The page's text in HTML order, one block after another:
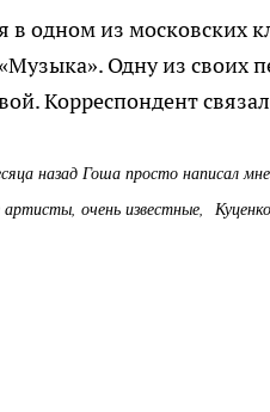
в одном из московских
Одну из своих
Корреспондент
назад Гоша просто написал
артисты, очень известные,